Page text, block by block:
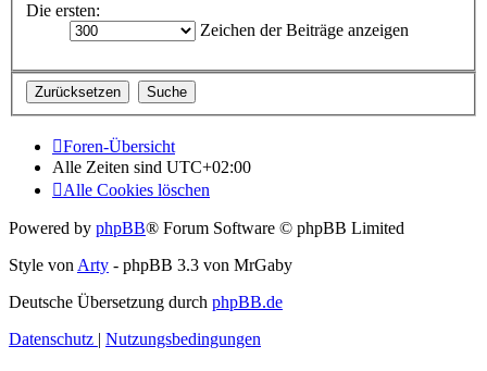
Die ersten:
Zeichen der Beiträge anzeigen
Foren-Übersicht
Alle Zeiten sind UTC+02:00
Alle Cookies löschen
Powered by phpBB® Forum Software © phpBB Limited
Style von Arty - phpBB 3.3 von MrGaby
Deutsche Übersetzung durch phpBB.de
Datenschutz | Nutzungsbedingungen